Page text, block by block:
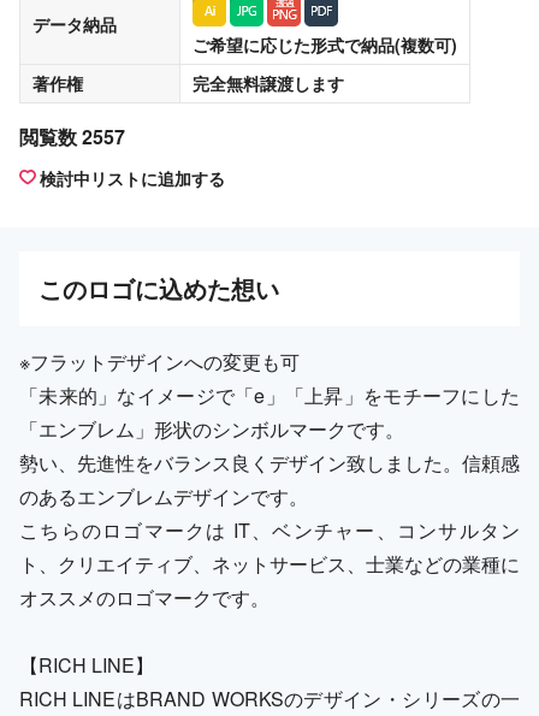
データ納品
ご希望に応じた形式で納品(複数可)
著作権
完全無料譲渡します
閲覧数 2557
検討中リストに追加する
このロゴに込めた想い
※フラットデザインへの変更も可
「未来的」なイメージで「e」「上昇」をモチーフにした
「エンブレム」形状のシンボルマークです。
勢い、先進性をバランス良くデザイン致しました。信頼感
のあるエンブレムデザインです。
こちらのロゴマークは IT、ベンチャー、コンサルタン
ト、クリエイティブ、ネットサービス、士業などの業種に
オススメのロゴマークです。
【RICH LINE】
RICH LINEはBRAND WORKSのデザイン・シリーズの一